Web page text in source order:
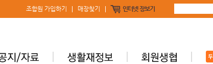
조합원 가입하기 매장찾기 인터넷 장보기